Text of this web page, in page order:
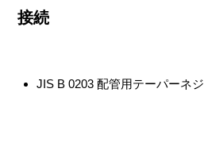
接続
JIS B 0203 配管用テーパーネジ